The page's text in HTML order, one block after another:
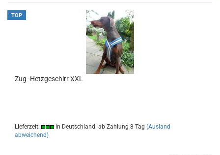
TOP
Zug- Hetzgeschirr XXL
Lieferzeit: in Deutschland: ab Zahlung 8 Tag (Ausland
abweichend)